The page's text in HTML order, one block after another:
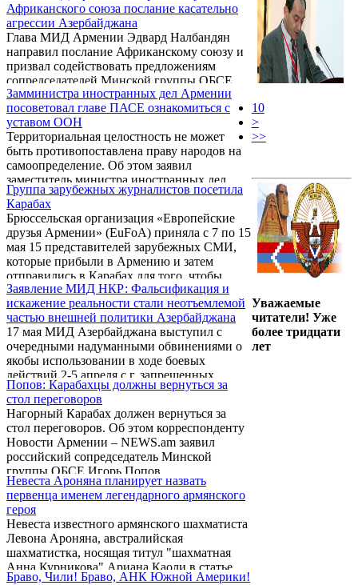
Африканского союза послание касательно
агрессии Азербайджана
Глава МИД Армении Эдвард Налбандян
направил послание Африканскому союзу и
призвал содействовать предложениям
сопредседателей Минской группы ОБСЕ.
Замминистра иностранных дел Армении
посоветовал главе ПАСЕ ознакомиться с
уставом ООН
Территориальная целостность не может
быть противопоставлена праву народов на
самоопределение. Об этом заявил
заместитель министра иностранных дел
Армении Шаварш Кочарян, комментируя по
просьбе «Арменпресс» заявление главы
ПАСЕ Педро Аграмунта о том, что он
выступает за решение конфликтов на
основе принципа территориальной
целостности.
Группа зарубежных журналистов посетила
Карабах
Брюссельская организация «Европейские
друзья Армении» (EuFoA) приняла с 7 по 15
мая 15 представителей зарубежных СМИ,
которые прибыли в Армению и затем
отправились в Карабах для того, чтобы
осветить азербайджанскую агрессию в
начале апреля и сложившуюся после нее
обстановку.
Заявление МИД НКР: Фальсификация и
искажение реальности стали неотъемлемой
частью внешней политики Азербайджана
17 мая МИД Азербайджана выступил с
очередными надуманными обвинениями о
якобы использовании в ходе боевых
действий 2-5 апреля с.г. запрещенных
боеприпасов, в частности, снарядов с белым
фосфором.
Попов: Карабахцы должны вернуться за
стол переговоров
Нагорный Карабах должен вернуться за
стол переговоров. Об этом корреспонденту
Новости Армении – NEWS.am заявил
российский сопредседатель Минской
группы ОБСЕ Игорь Попов.
Невеста Ароняна планирует назвать
первенца именем легендарного армянского
героя
Невеста известного армянского шахматиста
Левона Ароняна, австралийская
шахматистка, носящая титул "шахматная
Анна Курникова" Ариана Каоли в статье,
опубликованной в издаваемой ею
Браво, Чили! Браво, АНК Южной Америки!
10
>
>>
Уважаемые
читатели! Уже
более тридцати
лет